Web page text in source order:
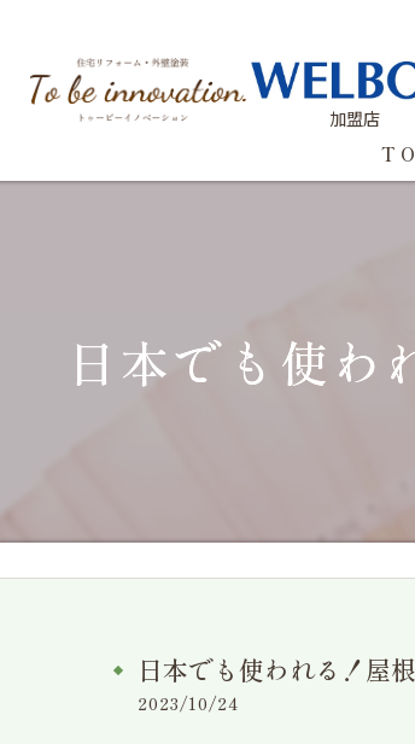
加盟店
日本でも使わ
日本でも使われる！屋
2023/10/24